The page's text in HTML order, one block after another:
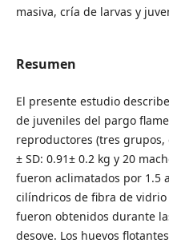
masiva, cría de larvas y
Resumen
El presente estudio
de juveniles del pargo
reproductores (tres
± SD: 0.91± 0.2 kg y 20
fueron aclimatados por 1.5
cilíndricos de fibra de vidrio
fueron obtenidos durante
desove. Los huevos